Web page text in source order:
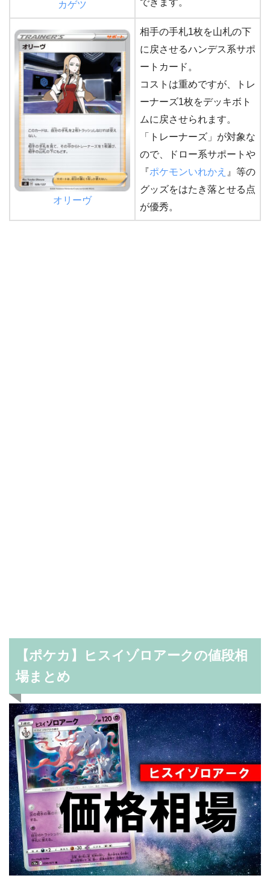
カゲツ
オリーヴ
相手の手札1枚を山札の下
に戻させるハンデス系サポ
ートカード。
コストは重めですが、トレ
ーナーズ1枚をデッキボト
ムに戻させられます。
「トレーナーズ」が対象な
ので、ドロー系サポートや
『ポケモンいれかえ 』等の
グッズをはたき落とせる点
が優秀。
【ポケカ】ヒスイゾロアークの値段相
場まとめ